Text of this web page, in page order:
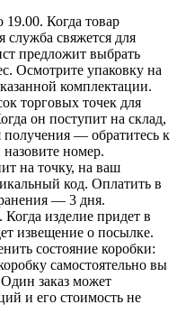
19.00. Когда товар
служба свяжется для
предложит выбрать
Осмотрите упаковку на
комплектации.
торговых точек для
он поступит на склад,
— обратитесь к
номер.
на точку, на ваш
код. Оплатить в
— 3 дня.
изделие придет в
извещение о посылке.
состояние коробки:
самостоятельно вы
заказ может
и его стоимость не